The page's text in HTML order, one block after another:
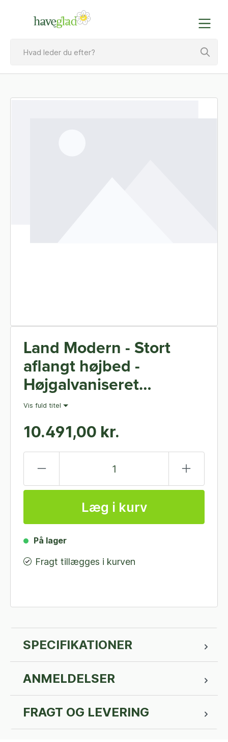
Land Modern - Stort
aflangt højbed -
Højgalvaniseret
Magnelis - 40 x 240 cm
80 cm høj (Stablet) -
Med bundplade
Vis fuld titel
10.491,00 kr.
Læg i kurv
På lager
Fragt tillægges i kurven
SPECIFIKATIONER
ANMELDELSER
FRAGT OG LEVERING